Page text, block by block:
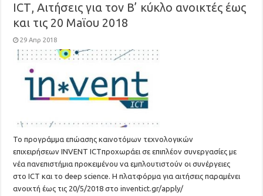
ICΤ, Αιτήσεις για τον Β’ κύκλο ανοικτές έως
και τις 20 Maϊου 2018
29 Απρ 2018
To προγράμμα επώασης καινοτόμων τεχνολογικών
επιχειρήσεων INVENT ICTπροχωράει σε επιπλέον συνεργασίες με
νέα πανεπιστήμια προκειμένου να εμπλουτιστούν οι συνέργειες
στο ICT και το deep science. Η πλατφόρμα για αιτήσεις παραμένει
ανοιχτή έως τις 20/5/2018 στο inventict.gr/apply/